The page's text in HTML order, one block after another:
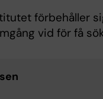
förbehåller
vid för få